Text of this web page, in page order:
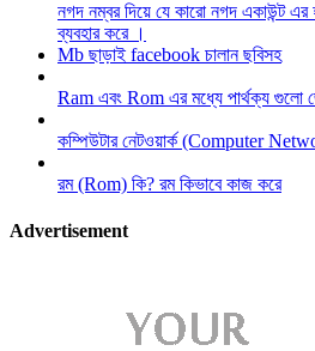
নগদ নম্বর দিয়ে যে কারো নগদ একাউন্ট
ব্যবহার করে ।
Mb ছাড়াই facebook চালান ছবিসহ
Ram এবং Rom এর মধ্যে পার্থক্য গুলো
কম্পিউটার নেটওয়ার্ক (Computer
রম (Rom) কি? রম কিভাবে কাজ করে
Advertisement